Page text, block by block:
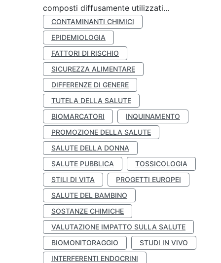
composti diffusamente utilizzati...
CONTAMINANTI CHIMICI
EPIDEMIOLOGIA
FATTORI DI RISCHIO
SICUREZZA ALIMENTARE
DIFFERENZE DI GENERE
TUTELA DELLA SALUTE
BIOMARCATORI
INQUINAMENTO
PROMOZIONE DELLA SALUTE
SALUTE DELLA DONNA
SALUTE PUBBLICA
TOSSICOLOGIA
STILI DI VITA
PROGETTI EUROPEI
SALUTE DEL BAMBINO
SOSTANZE CHIMICHE
VALUTAZIONE IMPATTO SULLA SALUTE
BIOMONITORAGGIO
STUDI IN VIVO
INTERFERENTI ENDOCRINI